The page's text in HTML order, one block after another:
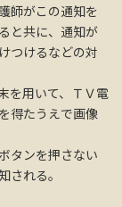
師がこの通知を
と共に、通知が
つけるなどの対
を用いて、ＴＶ電
得たうえで画像
タンを押さない
される。